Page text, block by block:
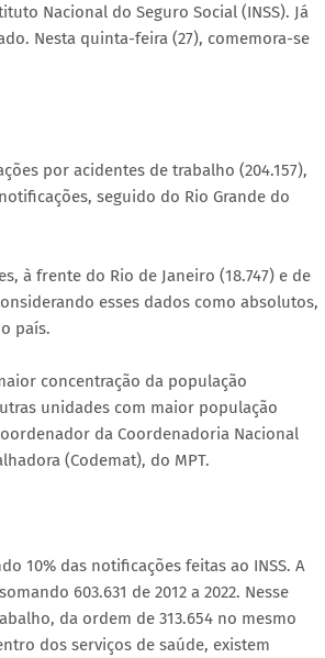
Nacional do Seguro Social (INSS). Já
Nesta quinta-feira (27), comemora-se
por acidentes de trabalho (204.157),
seguido do Rio Grande do
à frente do Rio de Janeiro (18.747) e de
esses dados como absolutos,
país.
concentração da população
unidades com maior população
da Coordenadoria Nacional
(Codemat), do MPT.
10% das notificações feitas ao INSS. A
603.631 de 2012 a 2022. Nesse
da ordem de 313.654 no mesmo
dos serviços de saúde, existem